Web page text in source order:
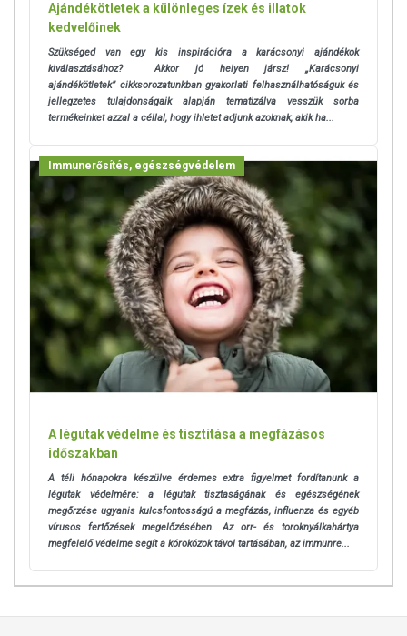
Ajándékötletek a különleges ízek és illatok
kedvelőinek
Szükséged van egy kis inspirációra a karácsonyi ajándékok
kiválasztásához? Akkor jó helyen jársz! „Karácsonyi
ajándékötletek” cikksorozatunkban gyakorlati felhasználhatóságuk és
jellegzetes tulajdonságaik alapján tematizálva vesszük sorba
termékeinket azzal a céllal, hogy ihletet adjunk azoknak, akik ha...
Immunerősítés, egészségvédelem
A légutak védelme és tisztítása a megfázásos
időszakban
A téli hónapokra készülve érdemes extra figyelmet fordítanunk a
légutak védelmére: a légutak tisztaságának és egészségének
megőrzése ugyanis kulcsfontosságú a megfázás, influenza és egyéb
vírusos fertőzések megelőzésében. Az orr- és toroknyálkahártya
megfelelő védelme segít a kórokózok távol tartásában, az immunre...